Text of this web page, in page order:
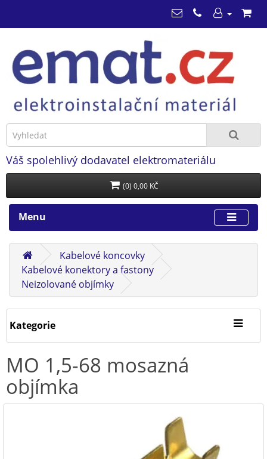
Váš spolehlivý dodavatel elektromateriálu
(0) 0,00 KČ
Menu
Kabelové koncovky
Kabelové konektory a fastony
Neizolované objímky
Kategorie
MO 1,5-68 mosazná
objímka